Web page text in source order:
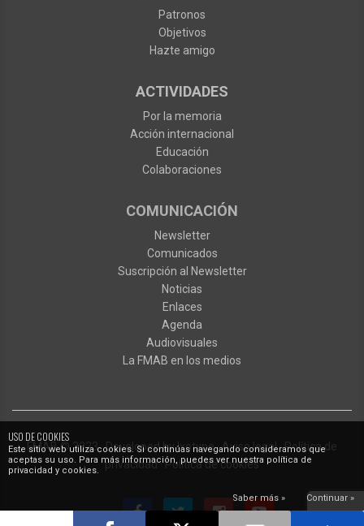
USO DE COOKIES
Este sitio web utiliza cookies. Si continúas navegando consideramos que
aceptas su uso. Para más información, puedes ver nuestra política de
privacidad y cookies.
Saber más » Continuar »
Patronos
Objetivos
Hazte amigo
ACTIVIDADES
Por la memoria
Acción internacional
Educación
Colaboraciones
COMUNICACIÓN
Newsletter
Comunicados
Suscripción al Newsletter
Noticias
Enlaces
Agenda
Audiovisuales
La FMAB en los medios
FMAB© 2023·Developed byIxotype·Aviso legal·Política de
privacidad·Política de cookies